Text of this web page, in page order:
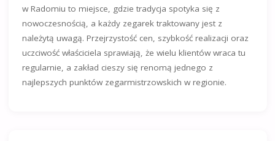
w Radomiu to miejsce, gdzie tradycja spotyka się z
nowoczesnością, a każdy zegarek traktowany jest z
należytą uwagą. Przejrzystość cen, szybkość realizacji oraz
uczciwość właściciela sprawiają, że wielu klientów wraca tu
regularnie, a zakład cieszy się renomą jednego z
najlepszych punktów zegarmistrzowskich w regionie.